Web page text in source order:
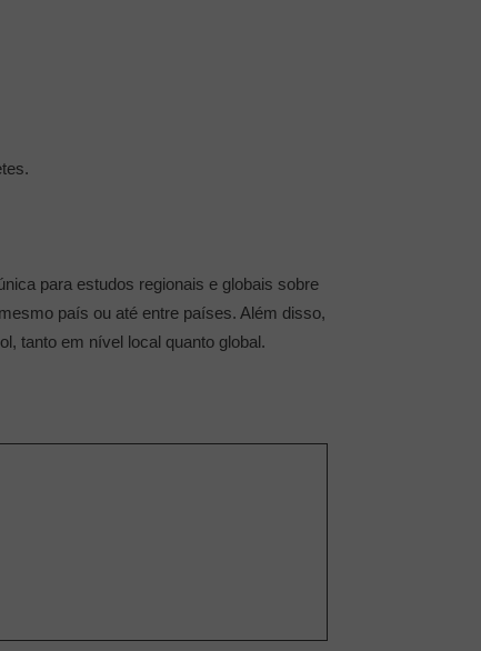
para estudos regionais e globais sobre
país ou até entre países. Além disso,
tanto em nível local quanto global.